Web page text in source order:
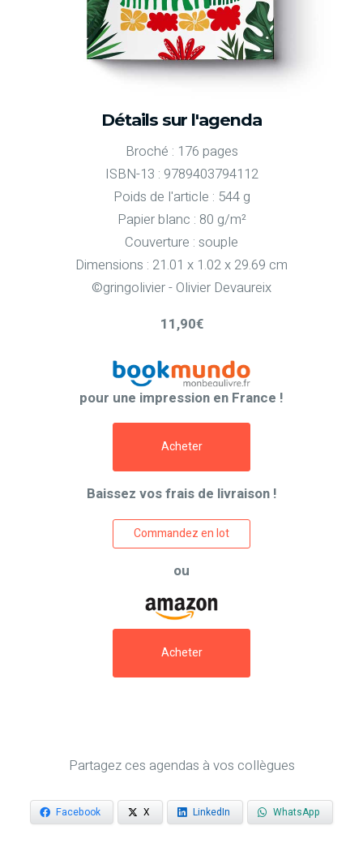
Détails sur l'agenda
Broché : 176 pages
ISBN-13 : 9789403794112
Poids de l'article : 544 g
Papier blanc : 80 g/m²
Couverture : souple
Dimensions : 21.01 x 1.02 x 29.69 cm
©gringolivier - Olivier Devaureix
11,90€
pour une impression en France !
Acheter
Baissez vos frais de livraison !
Commandez en lot
ou
Acheter
Partagez ces agendas à vos collègues
Facebook X LinkedIn WhatsApp